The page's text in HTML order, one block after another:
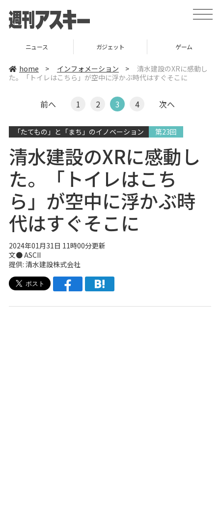
t
o
v
ニュース ガジェット ゲーム
home > インフォメーション >
清水建設のXRに感動し
た。「トイレはこちら」が空中に浮かぶ時代はすぐそこに
前へ 1 2 3 4 次へ
「たてもの」と「まち」のイノベーション 第23回
清水建設のXRに感動し
た。「トイレはこち
ら」が空中に浮かぶ時
代はすぐそこに
2024年01月31日 11時00分更新
文● ASCII
提供: 清水建設株式会社